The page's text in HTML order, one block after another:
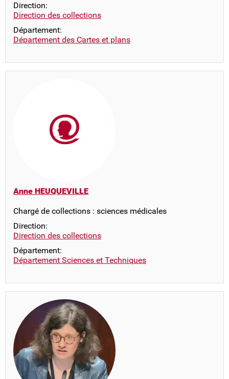
Direction:
Direction des collections
Département:
Département des Cartes et plans
Anne HEUQUEVILLE
Chargé de collections : sciences médicales
Direction:
Direction des collections
Département:
Département Sciences et Techniques